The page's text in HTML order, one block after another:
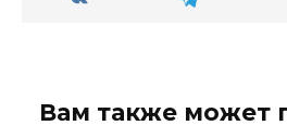
Вам также может